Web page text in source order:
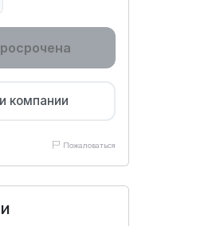
компании
Пожаловаться